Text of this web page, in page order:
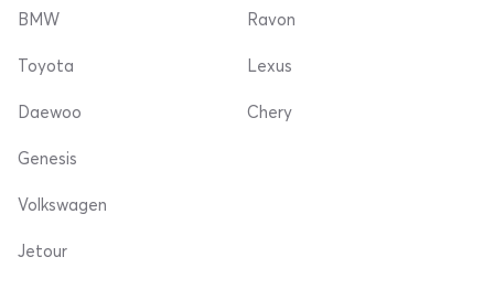
BMW
Toyota
Daewoo
Ravon
Lexus
Chery
Genesis
Volkswagen
Jetour